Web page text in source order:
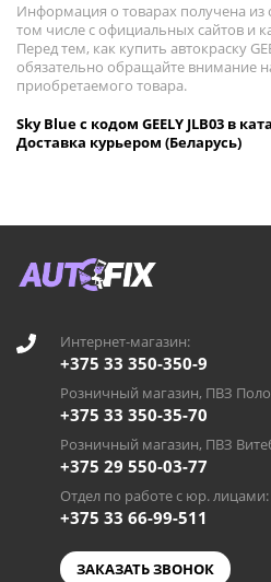
Информация о товарах получена из
том числе с официальных сайтов и
Перед тем, как купить автокраску
обязательно обращайте внимание
приобретаемого товара.
Sky Blue с кодом GEELY JLB03 в
Доставка курьером (Беларусь)
Интернет-магазин:
+375 33 350-350-9
Розничный магазин, ПВЗ
+375 33 350-35-70
Розничный магазин, ПВЗ
+375 29 550-03-77
Отдел по работе с юр. лицами:
+375 33 66-99-511
ЗАКАЗАТЬ ЗВОНОК